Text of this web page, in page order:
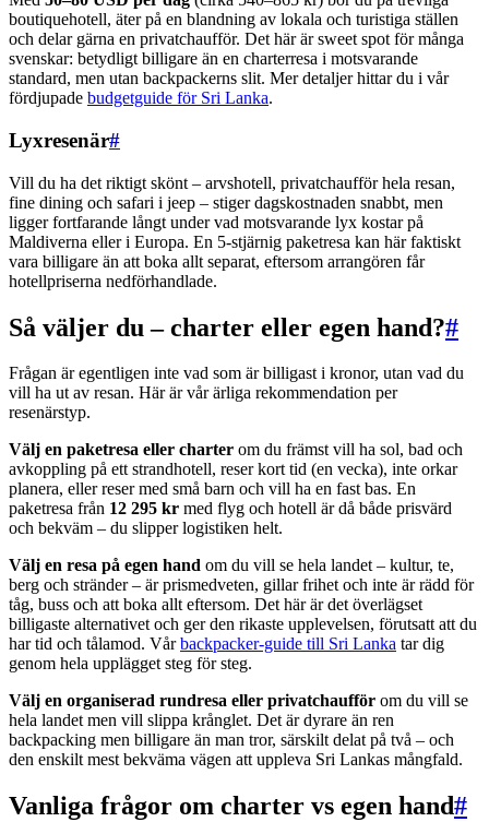
boutiquehotell, äter på en blandning av lokala och turistiga ställen
och delar gärna en privatchaufför. Det här är sweet spot för många
svenskar: betydligt billigare än en charterresa i motsvarande
standard, men utan backpackerns slit. Mer detaljer hittar du i vår
fördjupade budgetguide för Sri Lanka.
Lyxresenär#
Vill du ha det riktigt skönt – arvshotell, privatchaufför hela resan,
fine dining och safari i jeep – stiger dagskostnaden snabbt, men
ligger fortfarande långt under vad motsvarande lyx kostar på
Maldiverna eller i Europa. En 5-stjärnig paketresa kan här faktiskt
vara billigare än att boka allt separat, eftersom arrangören får
hotellpriserna nedförhandlade.
Så väljer du – charter eller egen hand?#
Frågan är egentligen inte vad som är billigast i kronor, utan vad du
vill ha ut av resan. Här är vår ärliga rekommendation per
resenärstyp.
Välj en paketresa eller charter om du främst vill ha sol, bad och
avkoppling på ett strandhotell, reser kort tid (en vecka), inte orkar
planera, eller reser med små barn och vill ha en fast bas. En
paketresa från 12 295 kr med flyg och hotell är då både prisvärd
och bekväm – du slipper logistiken helt.
Välj en resa på egen hand om du vill se hela landet – kultur, te,
berg och stränder – är prismedveten, gillar frihet och inte är rädd för
tåg, buss och att boka allt eftersom. Det här är det överlägset
billigaste alternativet och ger den rikaste upplevelsen, förutsatt att du
har tid och tålamod. Vårbackpacker-guide till Sri Lanka tar dig
genom hela upplägget steg för steg.
Välj en organiserad rundresa eller privatchaufför om du vill se
hela landet men vill slippa krånglet. Det är dyrare än ren
backpacking men billigare än man tror, särskilt delat på två – och
den enskilt mest bekväma vägen att uppleva Sri Lankas mångfald.
Vanliga frågor om charter vs egen hand#